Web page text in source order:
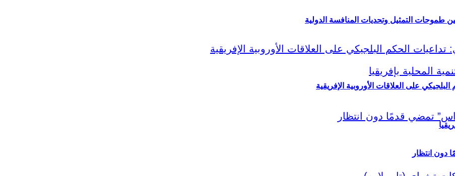
طموحات التمثيل وتحديات المنافسة الدولية
على العلاقات الأوروبية الإفريقية